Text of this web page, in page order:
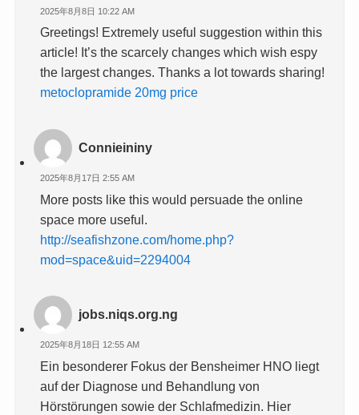
2025年8月8日 10:22 AM
Greetings! Extremely useful suggestion within this
article! It’s the scarcely changes which wish espy
the largest changes. Thanks a lot towards sharing!
metoclopramide 20mg price
Connieininy
2025年8月17日 2:55 AM
More posts like this would persuade the online
space more useful.
http://seafishzone.com/home.php?
mod=space&uid=2294004
jobs.niqs.org.ng
2025年8月18日 12:55 AM
Ein besonderer Fokus der Bensheimer HNO liegt
auf der Diagnose und Behandlung von
Hörstörungen sowie der Schlafmedizin. Hier